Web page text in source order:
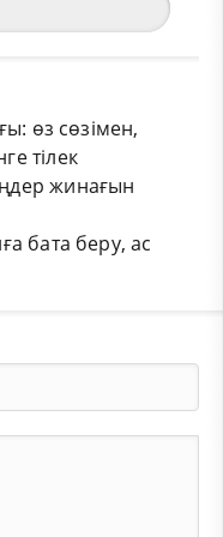
өз сөзімен,
тілек
жинағын
бата беру, ас